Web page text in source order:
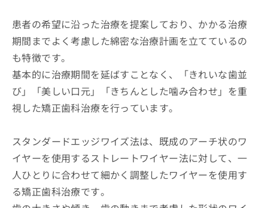
患者の希望に沿った治療を提案しており、かかる治療
期間までよく考慮した綿密な治療計画を立てているの
も特徴です。
基本的に治療期間を延ばすことなく、「きれいな歯並
び」「美しい口元」「きちんとした噛み合わせ」を重
視した矯正歯科治療を行っています。
スタンダードエッジワイズ法は、既成のアーチ状のワ
イヤーを使用するストレートワイヤー法に対して、一
人ひとりに合わせて細かく調整したワイヤーを使用す
る矯正歯科治療です。